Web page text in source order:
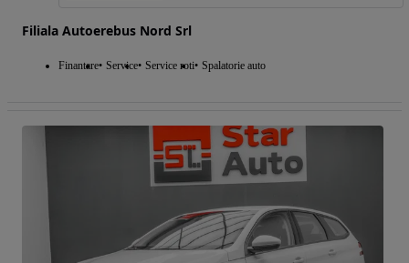
Filiala Autoerebus Nord Srl
Finantare Service Service roti Spalatorie auto